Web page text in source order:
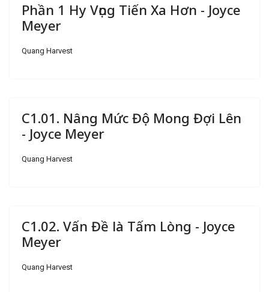
Phần 1 Hy Vọng Tiến Xa Hơn - Joyce
Meyer
Quang Harvest
C1.01. Nâng Mức Độ Mong Đợi Lên
- Joyce Meyer
Quang Harvest
C1.02. Vấn Đề là Tấm Lòng - Joyce
Meyer
Quang Harvest